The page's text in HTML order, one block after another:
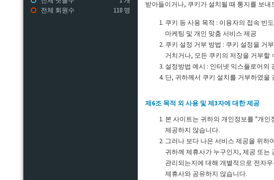
118 명
전체 회원수
받아들이거나, 쿠키가 설치될 때 통지를 보
쿠키 등 사용 목적 : 이용자의 접속 빈
마케팅 및 개인 맞춤 서비스 제공
쿠키 설정 거부 방법 : 쿠키 설정을 거
거치거나, 모든 쿠키의 저장을 거부할
설정방법 예시 : 인터넷 익스플로어의
단, 귀하께서 쿠키 설치를 거부하였을
제6조 목적 외 사용 및 제3자에 대한 제공
본 사이트는 귀하의 개인정보를 "개인
제공하지 않습니다.
그러나 보다 나은 서비스 제공을 위하
귀하께 제휴사가 누구인지, 제공 또는
관리되는지에 대해 개별적으로 전자
제휴사와 공유하지 않습니다.